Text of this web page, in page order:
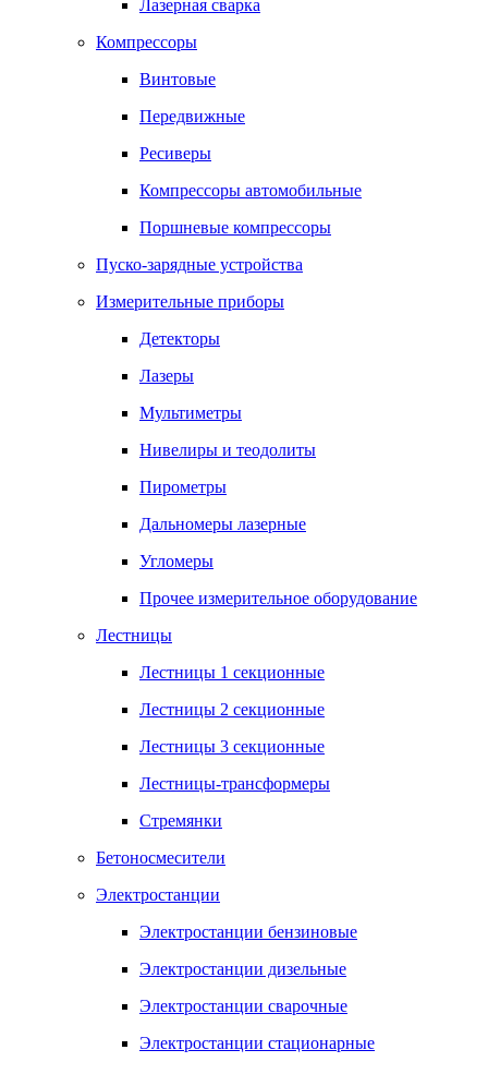
Лазерная сварка
Компрессоры
Винтовые
Передвижные
Ресиверы
Компрессоры автомобильные
Поршневые компрессоры
Пуско-зарядные устройства
Измерительные приборы
Детекторы
Лазеры
Мультиметры
Нивелиры и теодолиты
Пирометры
Дальномеры лазерные
Угломеры
Прочее измерительное оборудование
Лестницы
Лестницы 1 секционные
Лестницы 2 секционные
Лестницы 3 секционные
Лестницы-трансформеры
Стремянки
Бетоносмесители
Электростанции
Электростанции бензиновые
Электростанции дизельные
Электростанции сварочные
Электростанции стационарные